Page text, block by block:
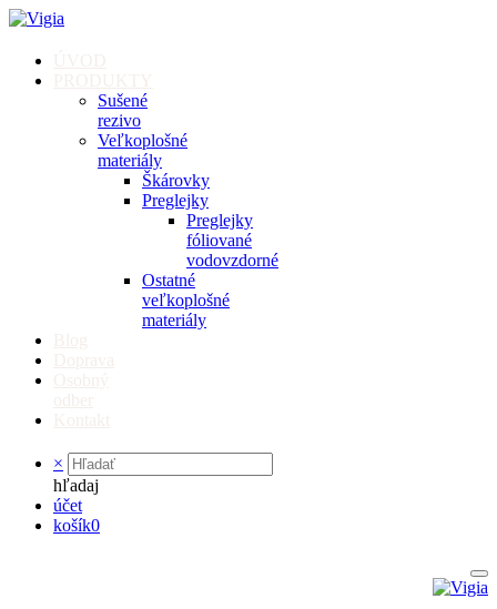
Sušené
rezivo
Veľkoplošné
materiály
Škárovky
Preglejky
Preglejky
fóliované
vodovzdorné
Ostatné
veľkoplošné
materiály
×
hľadaj
účet
košík0